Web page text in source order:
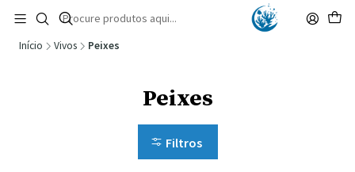
🚚 Portugal Continental: Portes Grátis desde 149,90€ (Envio extresso: 14,90€)
Ler mais
Início Vivos Peixes
Peixes
Filtros